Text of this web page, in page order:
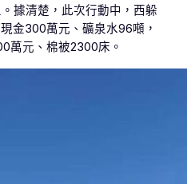
據清楚，此次行動中，西躲
金300萬元、礦泉水96噸，
萬元、棉被2300床。